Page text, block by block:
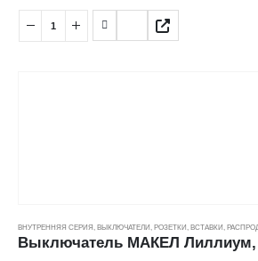
ВНУТРЕННЯЯ СЕРИЯ, ВЫКЛЮЧАТЕЛИ, РОЗЕТКИ, ВСТАВКИ,